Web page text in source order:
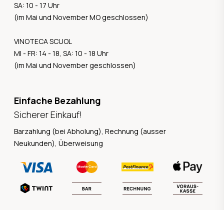
SA: 10 - 17 Uhr
(im Mai und November MO geschlossen)
VINOTECA SCUOL
MI - FR: 14 - 18, SA: 10 - 18 Uhr
(im Mai und November geschlossen)
Einfache Bezahlung
Sicherer Einkauf!
Barzahlung (bei Abholung), Rechnung (ausser
Neukunden), Überweisung